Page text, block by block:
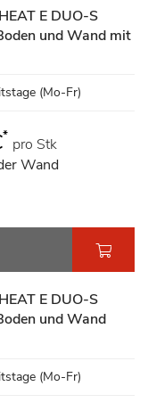
E DUO-S
und Wand mit
(Mo-Fr)
* pro Stk
Wand
E DUO-S
und Wand
(Mo-Fr)